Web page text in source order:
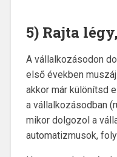
5) Rajta
A vállalkozásodon
első években
akkor már különítsd
a vállalkozásodban
mikor dolgozol a
automatizmusok,